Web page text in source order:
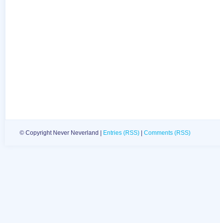
© Copyright Never Neverland | Entries (RSS) Comments (RSS)